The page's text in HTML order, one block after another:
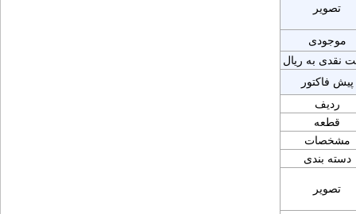
تصویر
موجودی
نقدی به ریال
پیش فاکتور
ردیف
قطعه
مشخصات
دسته بندی
تصویر